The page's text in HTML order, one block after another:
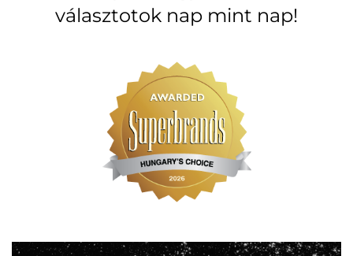
választotok nap mint nap!